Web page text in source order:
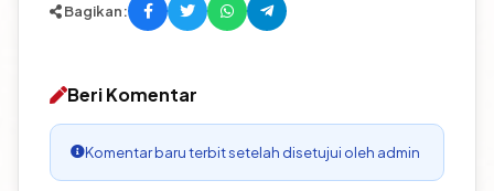
Bagikan:
Beri Komentar
Komentar baru terbit setelah disetujui oleh admin